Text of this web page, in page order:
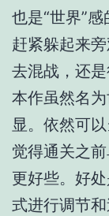
也是“世界”
赶紧躲起来
去混战，还是
本作虽然名
显。依然可
觉得通关之
更好些。好
式进行调节和